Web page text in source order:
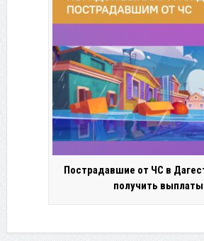
Пострадавшие от ЧС в
получить выплаты